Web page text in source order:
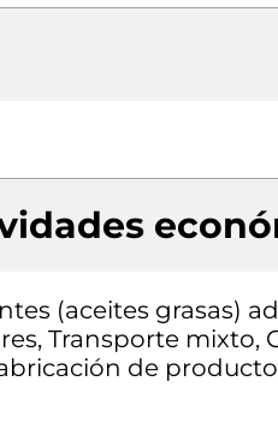
(aceites grasas)
Transporte mixto,
de